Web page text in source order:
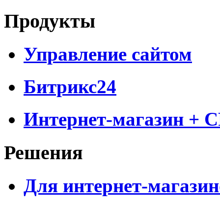
Продукты
Управление сайтом
Битрикс24
Интернет-магазин +
Решения
Для интернет-